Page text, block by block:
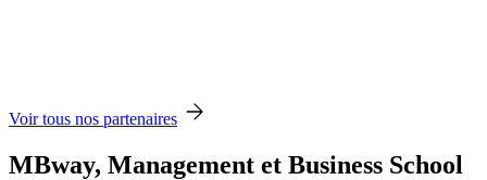
Voir tous nos partenaires
MBway, Management et Business School